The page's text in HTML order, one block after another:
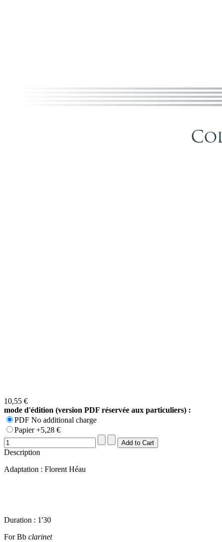
10,55 €
mode d'édition (version PDF réservée aux particuliers) :
PDF No additional charge
Papier +5,28 €
Description
Adaptation : Florent Héau
Duration : 1'30
For Bb clarinet